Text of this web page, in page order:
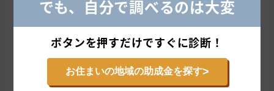
・改修した空き家に5年以上居住する意思
があること
・改修工事の着工前に申請を行うこと
・同一の空き家について、本補助金の交
付は1回限り
でも、自分で調べるのは大変
ボタンを押すだけですぐに診断！
お住まいの地域の助成金を探す>